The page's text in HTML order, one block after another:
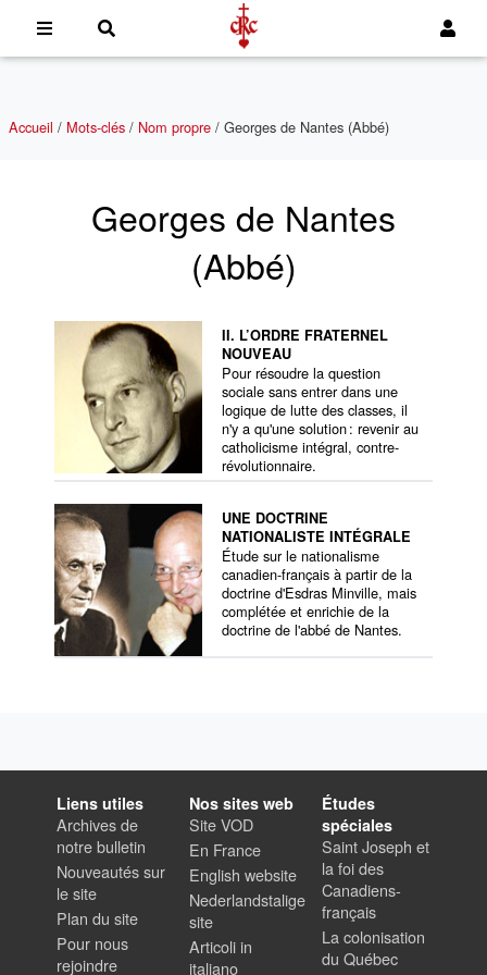
Accueil / Mots-clés / Nom propre / Georges de Nantes (Abbé)
Georges de Nantes
(Abbé)
II. L’ORDRE FRATERNEL
NOUVEAU
Pour résoudre la question
sociale sans entrer dans une
logique de lutte des classes, il
n'y a qu'une solution : revenir au
catholicisme intégral, contre-
révolutionnaire.
UNE DOCTRINE
NATIONALISTE INTÉGRALE
Étude sur le nationalisme
canadien-français à partir de la
doctrine d'Esdras Minville, mais
complétée et enrichie de la
doctrine de l'abbé de Nantes.
Liens utiles
Archives de
notre bulletin
Nouveautés sur
le site
Plan du site
Pour nous
rejoindre
Nos sites web
Site VOD
En France
English website
Nederlandstalige
site
Articoli in
italiano
Études
spéciales
Saint Joseph et
la foi des
Canadiens-
français
La colonisation
du Québec